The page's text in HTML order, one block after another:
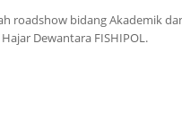
roadshow bidang Akademik
Dewantara FISHIPOL.